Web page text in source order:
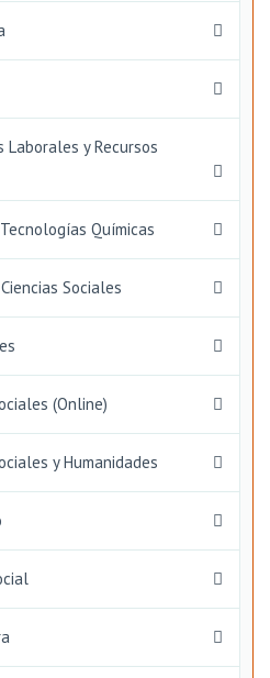
y Recursos
Químicas
Sociales
(Online)
y Humanidades